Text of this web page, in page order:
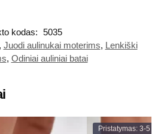
kodas: 5035
Juodi aulinukai moterims, Lenkiški
, Odiniai auliniai batai
Pristatymas: 3-